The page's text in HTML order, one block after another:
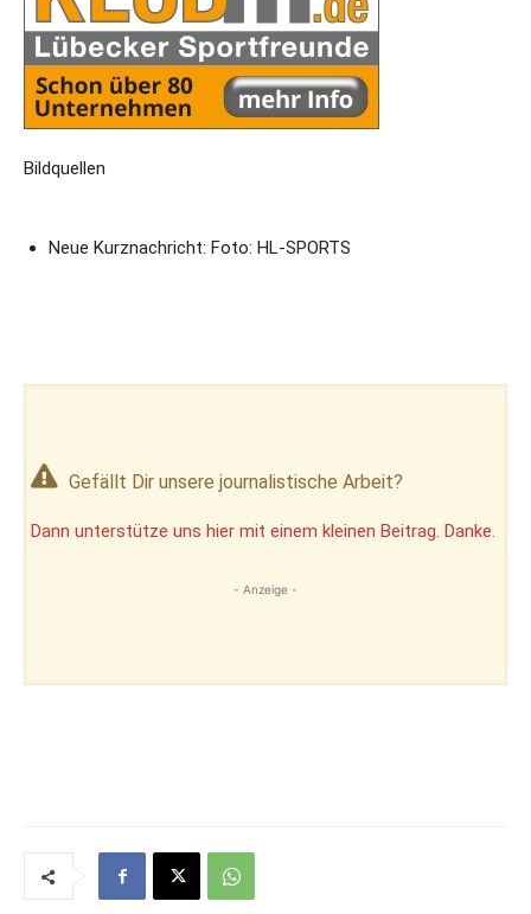
Bildquellen
Neue Kurznachricht: Foto: HL-SPORTS
Gefällt Dir unsere journalistische Arbeit?
Dann unterstütze uns hier mit einem kleinen Beitrag. Danke.
- Anzeige -